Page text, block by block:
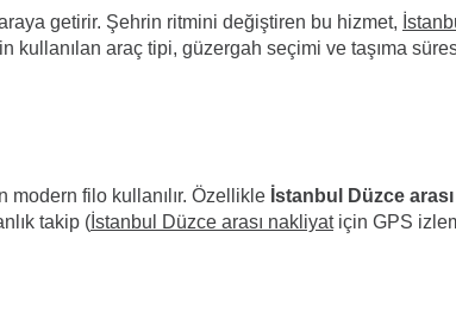
getirir. Şehrin ritmini değiştiren bu hizmet,
kullanılan araç tipi, güzergah seçimi ve taşıma
filo kullanılır. Özellikle İstanbul Düzce
takip ( İstanbul Düzce arası nakliyatiçin GPS